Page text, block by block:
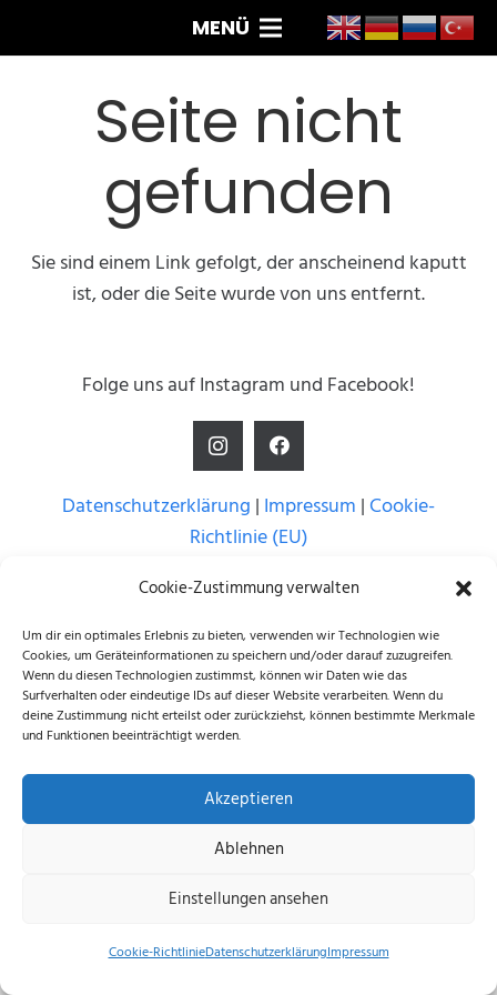
Cookie-Zustimmung verwalten
Um dir ein optimales Erlebnis zu bieten, verwenden wir Technologien wie
Cookies, um Geräteinformationen zu speichern und/oder darauf zuzugreifen.
Wenn du diesen Technologien zustimmst, können wir Daten wie das
Surfverhalten oder eindeutige IDs auf dieser Website verarbeiten. Wenn du
deine Zustimmung nicht erteilst oder zurückziehst, können bestimmte Merkmale
und Funktionen beeinträchtigt werden.
Akzeptieren
Ablehnen
Einstellungen ansehen
Cookie-RichtlinieDatenschutzerklärungImpressum
MENÜ
Seite nicht
gefunden
Sie sind einem Link gefolgt, der anscheinend kaputt
ist, oder die Seite wurde von uns entfernt.
Folge uns auf Instagram und Facebook!
Datenschutzerklärung | Impressum | Cookie-
Richtlinie (EU)